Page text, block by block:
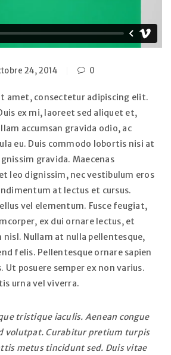
24, 2014 0
amet, consectetur adipiscing elit.
ex mi, laoreet sed aliquet et,
accumsan gravida odio, ac
eu. Duis commodo lobortis nisi at
gravida. Maecenas
leo dignissim, nec vestibulum eros
at lectus et cursus.
vel elementum. Fusce feugiat,
ex dui ornare lectus, et
Nullam at nulla pellentesque,
felis. Pellentesque ornare sapien
Ut posuere semper ex non varius.
urna vel viverra.
tristique iaculis. Aenean congue
volutpat. Curabitur pretium turpis
metus tincidunt sed. Duis vitae